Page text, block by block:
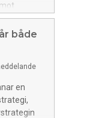
i
både
en